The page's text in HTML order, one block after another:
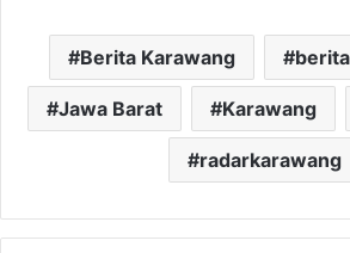
Berita Karawang
Jawa Barat Karawang
radarkarawang